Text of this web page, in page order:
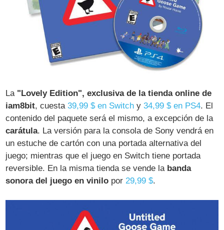
La "Lovely Edition", exclusiva de la tienda online de
iam8bit, cuesta39,99 $ en Switch y34,99 $ en PS4. El
contenido del paquete será el mismo, a excepción de la
carátula. La versión para la consola de Sony vendrá en
un estuche de cartón con una portada alternativa del
juego; mientras que el juego en Switch tiene portada
reversible. En la misma tienda se vende la banda
sonora del juego en vinilo por29,99 $.